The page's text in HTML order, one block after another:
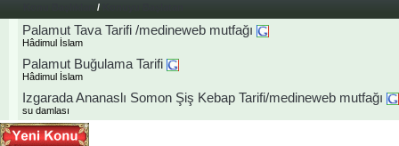
/
Palamut Tava Tarifi /medineweb mutfağı
Hâdimul İslam
Palamut Buğulama Tarifi
Hâdimul İslam
Izgarada Ananaslı Somon Şiş Kebap Tarifi/medineweb mutfağı
su damlası